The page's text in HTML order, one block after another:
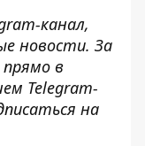
канал,
новости. За
в
Telegram-
на